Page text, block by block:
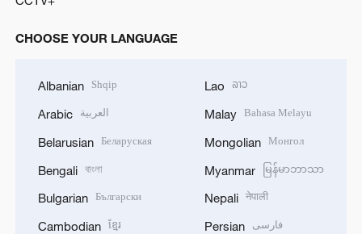
CHOOSE YOUR LANGUAGE
Albanian Shqip
Arabic العربية
Belarusian Беларуская
Bengali বাংলা
Bulgarian Български
Cambodian ខ្មែរ
Lao ລາວ
Malay Bahasa Melayu
Mongolian Монгол
Myanmar မြန်မာဘာသာ
Nepali नेपाली
Persian فارسی